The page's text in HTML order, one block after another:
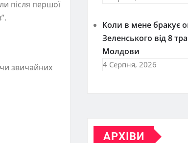
після першої
звичайних
Коли в мене бракує
Зеленського від 8
Молдови
4 Серпня, 2026
АРХІВИ